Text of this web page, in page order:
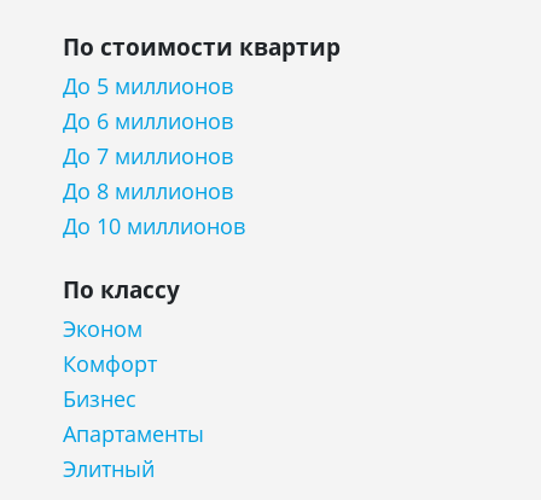
По стоимости квартир
До 5 миллионов
До 6 миллионов
До 7 миллионов
До 8 миллионов
До 10 миллионов
По классу
Эконом
Комфорт
Бизнес
Апартаменты
Элитный